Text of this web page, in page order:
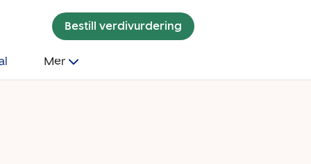
Bestill verdivurdering
Mer